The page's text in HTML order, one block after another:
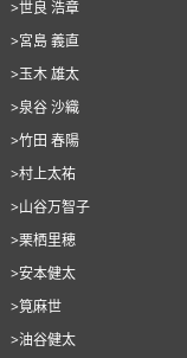
オー
>世良 浩章
>宮島 義直
>玉木 雄太
>泉谷 沙織
>竹田 春陽
>村上太祐
>山谷万智子
>栗栖里穂
>安本健太
>筧麻世
>油谷健太